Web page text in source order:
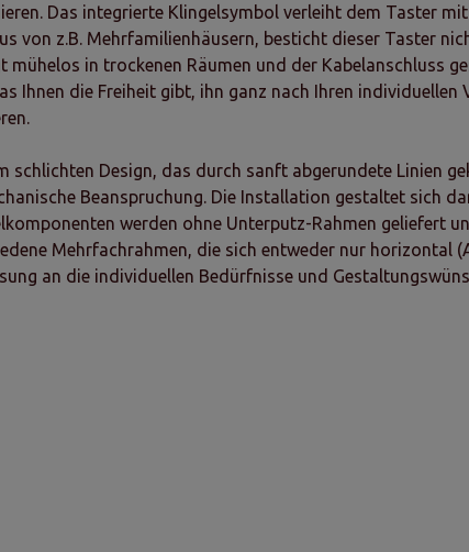
Das integrierte Klingelsymbol verleiht dem Taster
von z.B. Mehrfamilienhäusern, besticht dieser Taster
in trockenen Räumen und der Kabelanschluss
Ihnen die Freiheit gibt, ihn ganz nach Ihren
schlichten Design, das durch sanft abgerundete Linien
Beanspruchung. Die Installation gestaltet sich
werden ohne Unterputz-Rahmen geliefert
Mehrfachrahmen, die sich entweder nur
an die individuellen Bedürfnisse und